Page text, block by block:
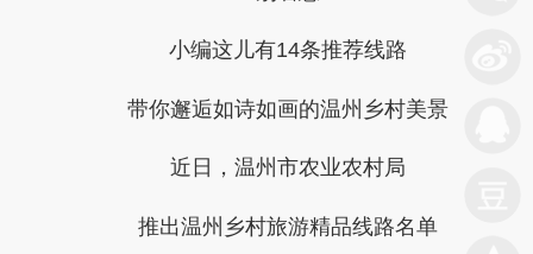
小编这儿有14条推荐线路
带你邂逅如诗如画的温州乡村美景
近日，温州市农业农村局
推出温州乡村旅游精品线路名单